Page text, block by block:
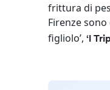
frittura di
Firenze
figliolo’,‘l